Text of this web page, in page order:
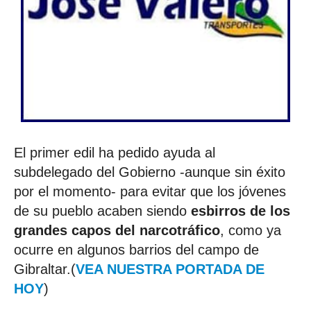
El primer edil ha pedido ayuda al
subdelegado del Gobierno -aunque sin éxito
por el momento- para evitar que los jóvenes
de su pueblo acaben siendo esbirros de los
grandes capos del narcotráfico, como ya
ocurre en algunos barrios del campo de
Gibraltar.(VEA NUESTRA PORTADA DE
HOY)